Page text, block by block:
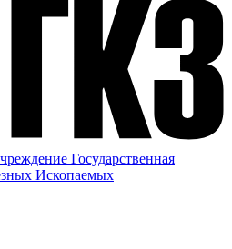
Государственная
Ископаемых